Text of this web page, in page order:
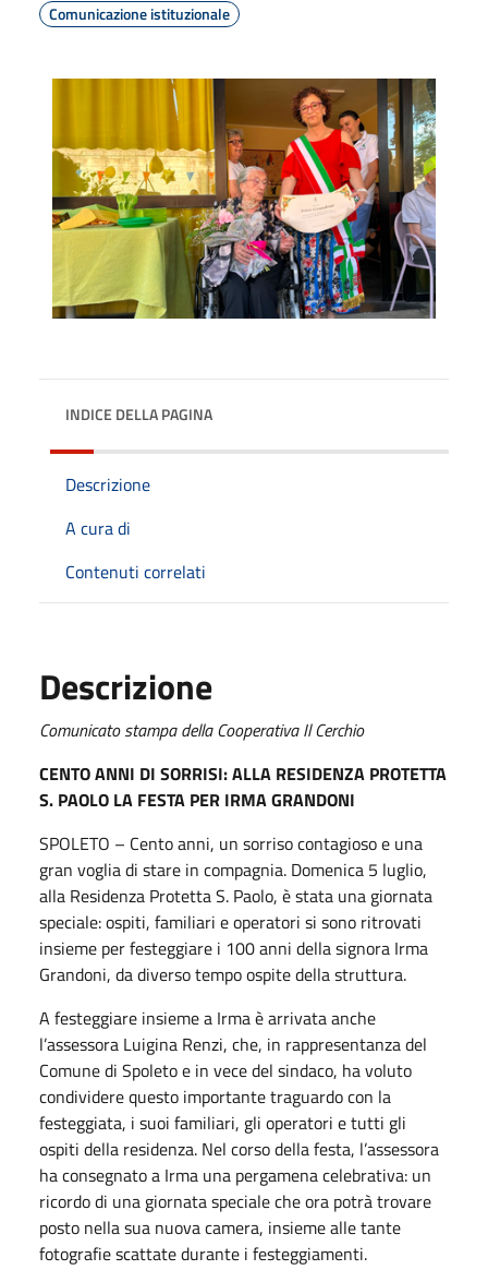
Comunicazione istituzionale
INDICE DELLA PAGINA
Descrizione
A cura di
Contenuti correlati
Descrizione
Comunicato stampa della Cooperativa Il Cerchio
CENTO ANNI DI SORRISI: ALLA RESIDENZA PROTETTA
S. PAOLO LA FESTA PER IRMA GRANDONI
SPOLETO – Cento anni, un sorriso contagioso e una
gran voglia di stare in compagnia. Domenica 5 luglio,
alla Residenza Protetta S. Paolo, è stata una giornata
speciale: ospiti, familiari e operatori si sono ritrovati
insieme per festeggiare i 100 anni della signora Irma
Grandoni, da diverso tempo ospite della struttura.
A festeggiare insieme a Irma è arrivata anche
l’assessora Luigina Renzi, che, in rappresentanza del
Comune di Spoleto e in vece del sindaco, ha voluto
condividere questo importante traguardo con la
festeggiata, i suoi familiari, gli operatori e tutti gli
ospiti della residenza. Nel corso della festa, l’assessora
ha consegnato a Irma una pergamena celebrativa: un
ricordo di una giornata speciale che ora potrà trovare
posto nella sua nuova camera, insieme alle tante
fotografie scattate durante i festeggiamenti.